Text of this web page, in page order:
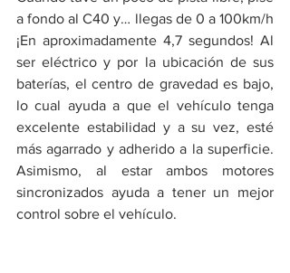
a fondo al C40 y… llegas de 0 a 100km/h
¡En aproximadamente 4,7 segundos! Al
ser eléctrico y por la ubicación de sus
baterías, el centro de gravedad es bajo,
lo cual ayuda a que el vehículo tenga
excelente estabilidad y a su vez, esté
más agarrado y adherido a la superficie.
Asimismo, al estar ambos motores
sincronizados ayuda a tener un mejor
control sobre el vehículo.